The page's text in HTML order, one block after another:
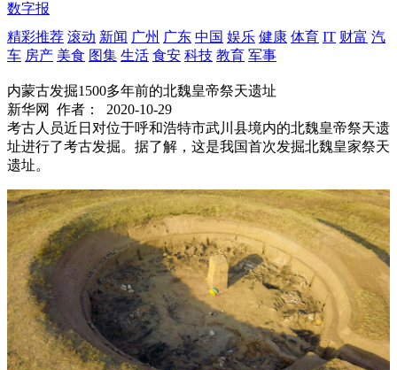
数字报
精彩推荐 滚动 新闻 广州 广东 中国 娱乐 健康 体育 IT 财富 汽
车 房产 美食 图集 生活 食安 科技 教育 军事
内蒙古发掘1500多年前的北魏皇帝祭天遗址
新华网
作者：
2020-10-29
考古人员近日对位于呼和浩特市武川县境内的北魏皇帝祭天遗
址进行了考古发掘。据了解，这是我国首次发掘北魏皇家祭天
遗址。